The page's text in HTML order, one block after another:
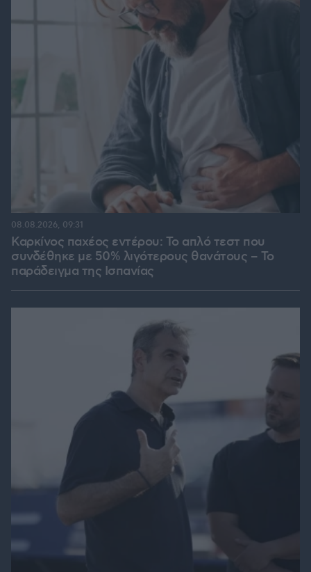
Καρκίνος παχέος εντέρου: Το απλό τεστ που
συνδέθηκε με 50% λιγότερους θανάτους – Το
παράδειγμα της Ισπανίας
08.08.2026, 09:31